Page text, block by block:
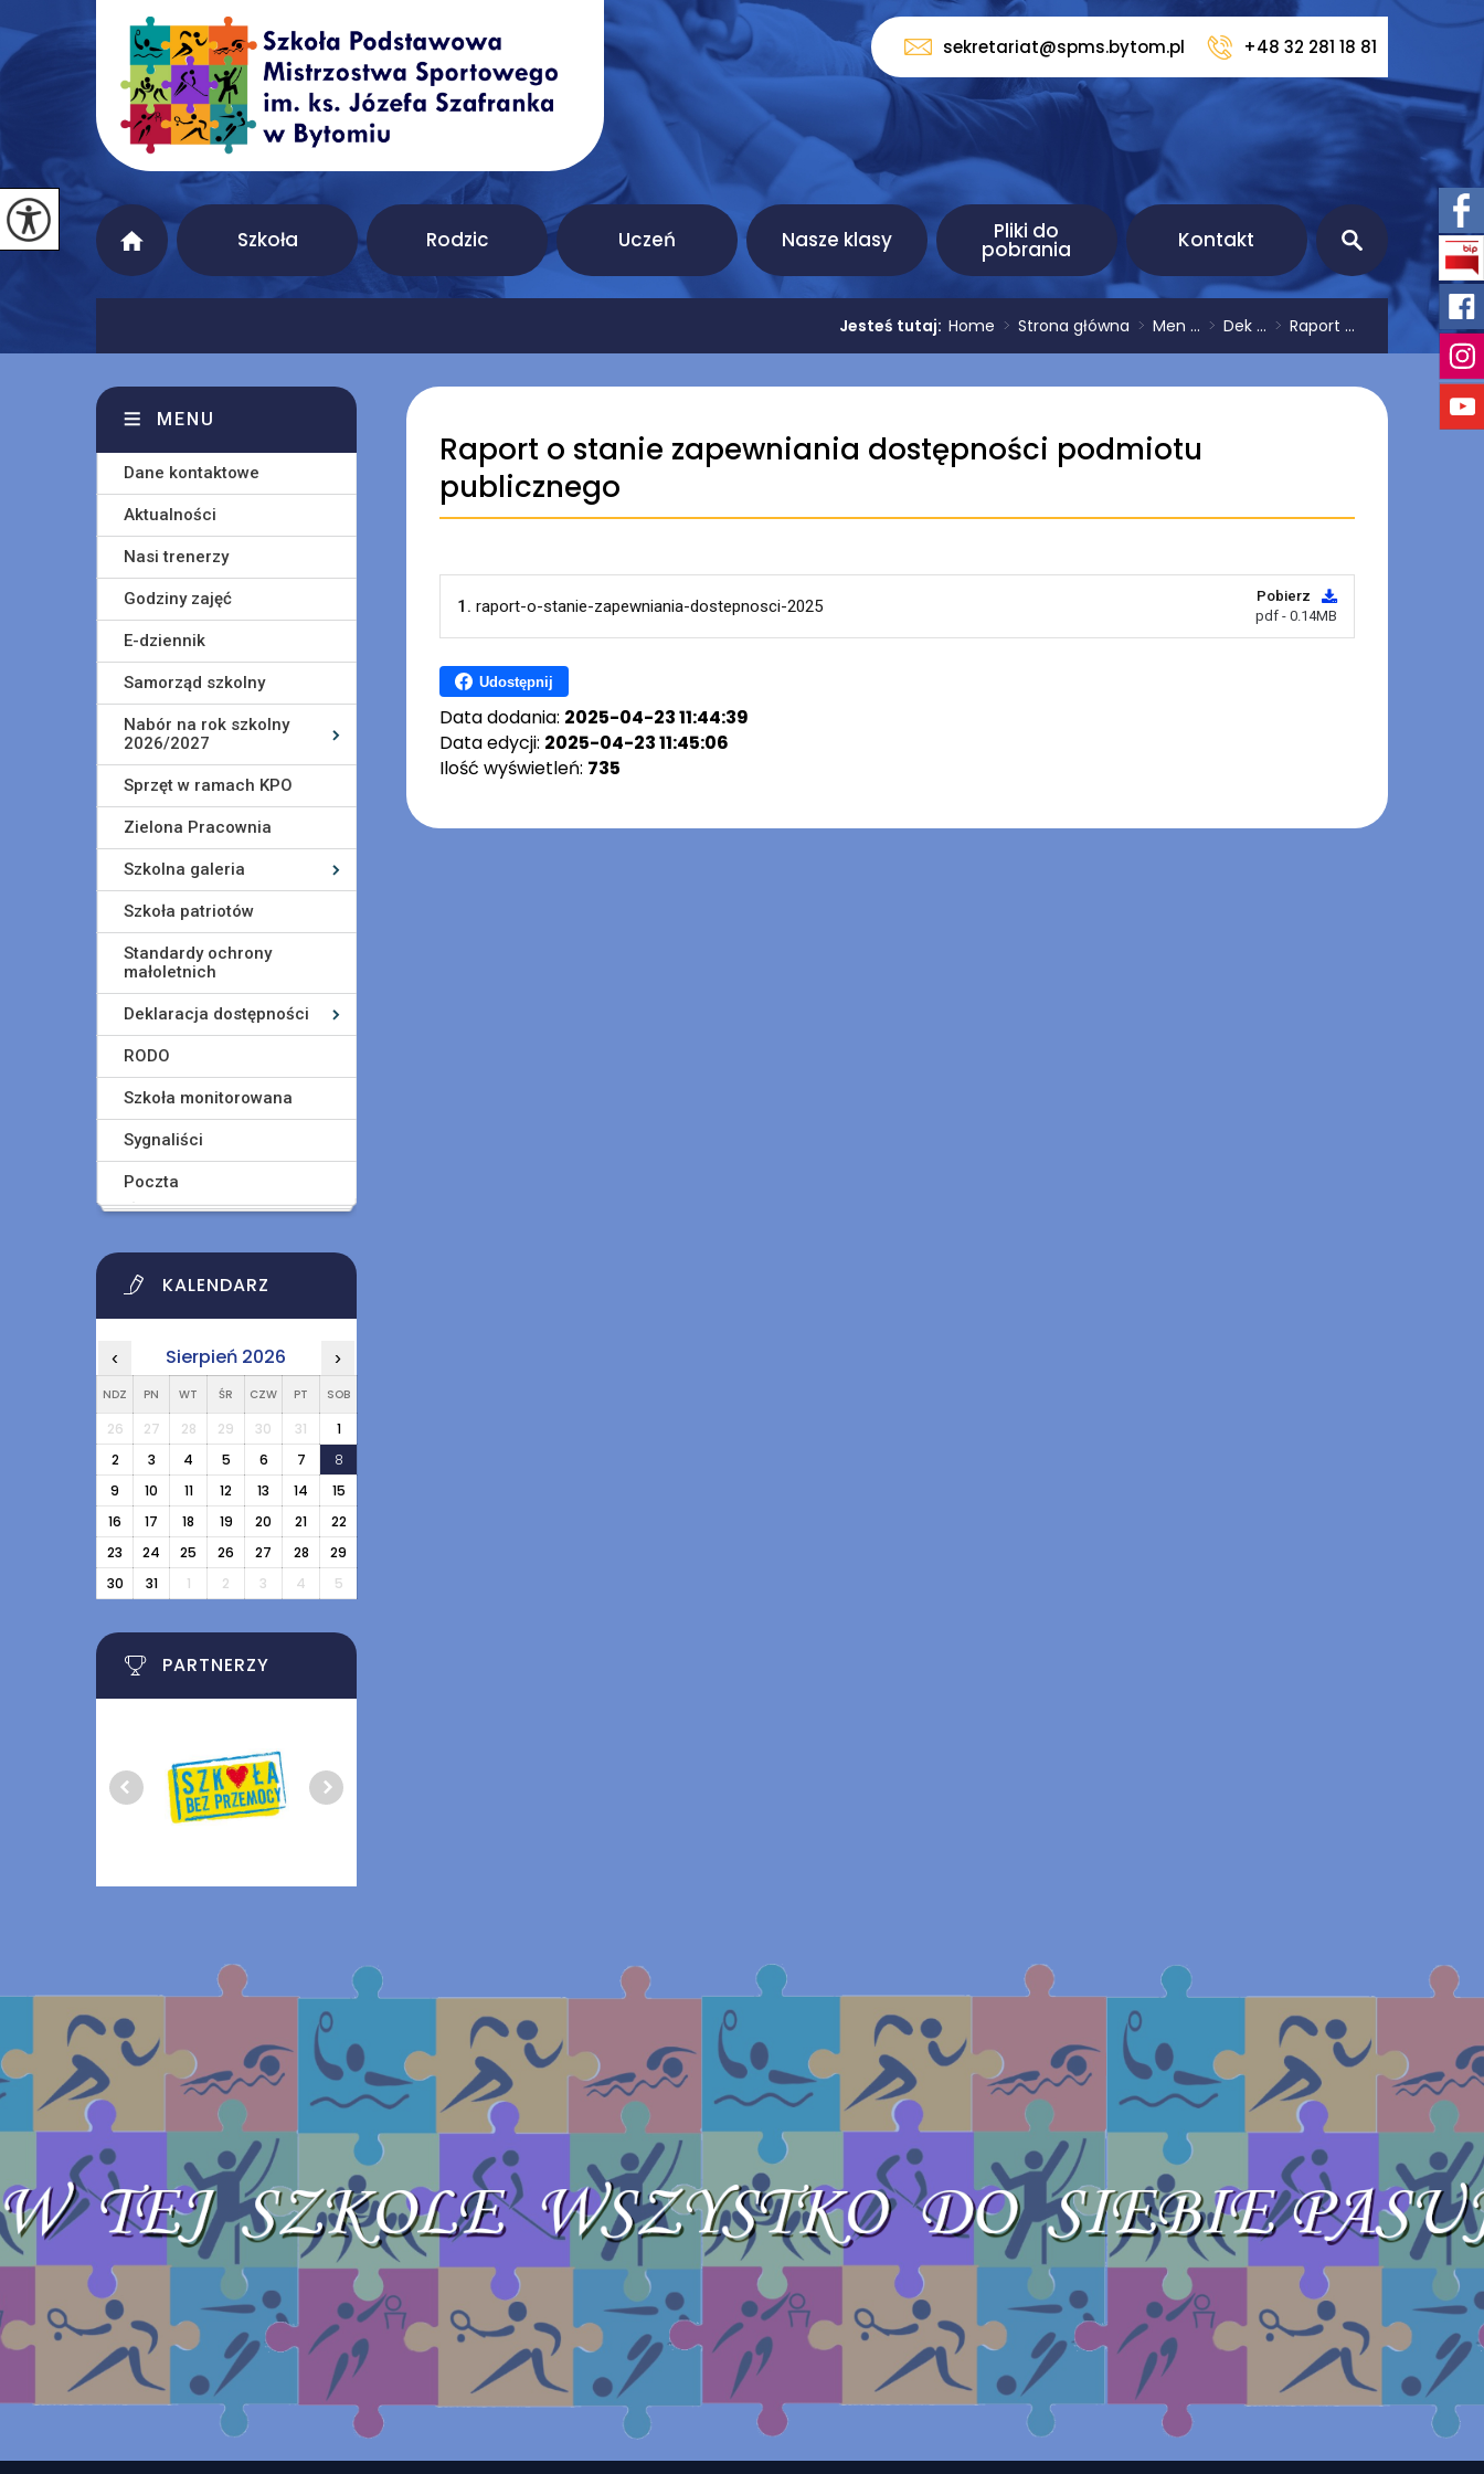
sekretariat@spms.bytom.pl +48 32 281 18 81
Szkoła Rodzic Uczeń Nasze klasy Pliki do
pobrania Kontakt
Jesteś tutaj: Home > Strona główna > Men ... > Dek ... > Raport ...
Raport o stanie zapewniania dostępności podmiotu
publicznego
1. raport-o-stanie-zapewniania-dostepnosci-2025
Pobierz
pdf - 0.14MB
Udostępnij
Data dodania: 2025-04-23 11:44:39
Data edycji: 2025-04-23 11:45:06
Ilość wyświetleń: 735
MENU
Dane kontaktowe
Aktualności
Nasi trenerzy
Godziny zajęć
E-dziennik
Samorząd szkolny
Nabór na rok szkolny
2026/2027
Sprzęt w ramach KPO
Zielona Pracownia
Szkolna galeria
Szkoła patriotów
Standardy ochrony
małoletnich
Deklaracja dostępności
RODO
Szkoła monitorowana
Sygnaliści
Poczta
KALENDARZ
‹ Sierpień 2026 ›
NDZ PN WT ŚR CZW PT SOB
26 27 28 29 30 31
1
2
3 4 5 6 7
8
9
10 11 12 13 14
15
16
17 18 19 20 21
22
23
24 25 26 27 28
29
30
31 1 2 3 4 5
PARTNERZY